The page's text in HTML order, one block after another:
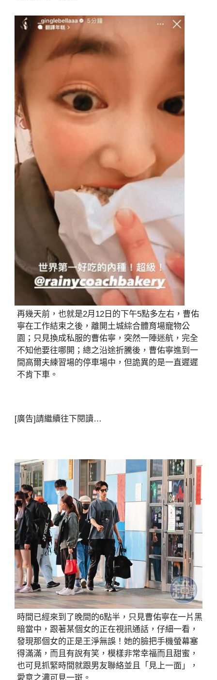
再幾天前，也就是2月12日的下午5點多左右，曹佑
寧在工作結束之後，離開土城綜合體育場寵物公
園；只見換成私服的曹佑寧，突然一陣迷航，完全
不知他要往哪開；總之沿途折騰後，曹佑寧進到一
間高爾夫練習場的停車場中，但詭異的是一直遲遲
不肯下車。
[廣告]請繼續往下閱讀…
時間已經來到了晚間的6點半，只見曹佑寧在一片黑
暗當中，跟著某個女的正在視訊通話，仔細一看，
發現那個女的正是王淨無誤！她的臉把手機螢幕塞
得滿滿，而且有說有笑，模樣非常幸福而且甜蜜，
也可見抓緊時間就跟男友聯絡並且「見上一面」，
愛意之濃可見一斑。